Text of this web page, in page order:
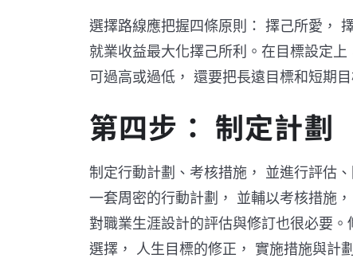
選擇路線應把握四條原則： 擇己所愛，
就業收益最大化擇己所利。在目標設定
可過高或過低， 還要把長遠目標和短期
第四步： 制定計劃
制定行動計劃、考核措施， 並進行評估
一套周密的行動計劃， 並輔以考核措施
對職業生涯設計的評估與修訂也很必要
選擇， 人生目標的修正， 實施措施與計